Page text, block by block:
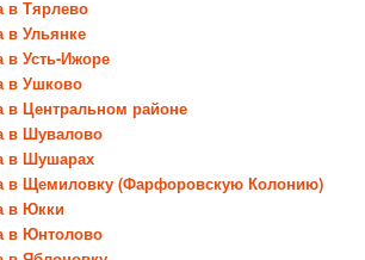
в Тярлево
в Ульянке
в Усть-Ижоре
в Ушково
в Центральном районе
в Шувалово
в Шушарах
в Щемиловку (Фарфоровскую Колонию)
в Юкки
в Юнтолово